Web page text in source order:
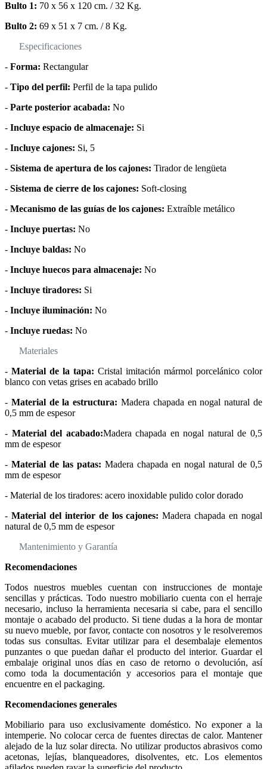
Bulto 1: 70 x 56 x 120 cm. / 32 Kg.
Bulto 2: 69 x 51 x 7 cm. / 8 Kg.
Especificaciones
- Forma: Rectangular
- Tipo del perfil: Perfil de la tapa pulido
- Parte posterior acabada: No
- Incluye espacio de almacenaje: Si
- Incluye cajones: Si, 5
- Sistema de apertura de los cajones: Tirador de lengüeta
- Sistema de cierre de los cajones: Soft-closing
- Mecanismo de las guías de los cajones: Extraíble metálico
- Incluye puertas: No
- Incluye baldas: No
- Incluye huecos para almacenaje: No
- Incluye tiradores: Si
- Incluye iluminación: No
- Incluye ruedas: No
Materiales
- Material de la tapa: Cristal imitación mármol porcelánico color
blanco con vetas grises en acabado brillo
- Material de la estructura: Madera chapada en nogal natural de
0,5 mm de espesor
- Material del acabado:Madera chapada en nogal natural de 0,5
mm de espesor
- Material de las patas: Madera chapada en nogal natural de 0,5
mm de espesor
- Material de los tiradores: acero inoxidable pulido color dorado
- Material del interior de los cajones:Madera chapada en nogal
natural de 0,5 mm de espesor
Mantenimiento y Garantía
Recomendaciones
Todos nuestros muebles cuentan con instrucciones de montaje
sencillas y prácticas. Todo nuestro mobiliario cuenta con el herraje
necesario, incluso la herramienta necesaria si cabe, para el sencillo
montaje o acabado del producto. Si tiene dudas a la hora de montar
su nuevo mueble, por favor, contacte con nosotros y le resolveremos
todas sus consultas. Evitar utilizar para el desembalaje elementos
punzantes o que puedan dañar el producto del interior. Guardar el
embalaje original unos días en caso de retorno o devolución, así
como toda la documentación y accesorios para el montaje que
encuentre en el packaging.
Recomendaciones generales
Mobiliario para uso exclusivamente doméstico. No exponer a la
intemperie. No colocar cerca de fuentes directas de calor. Mantener
alejado de la luz solar directa. No utilizar productos abrasivos como
acetonas, lejías, blanqueadores, disolventes, etc. Los elementos